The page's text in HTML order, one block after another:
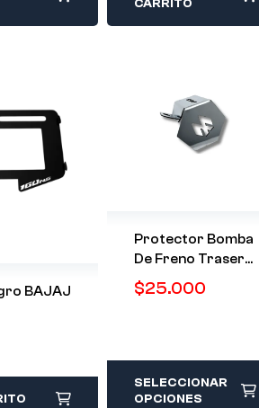
CARRITO
BAJAJ
Protector Bomba
De Freno Trasero
Inox BAJAJ
$25.000
SELECCIONAR
OPCIONES